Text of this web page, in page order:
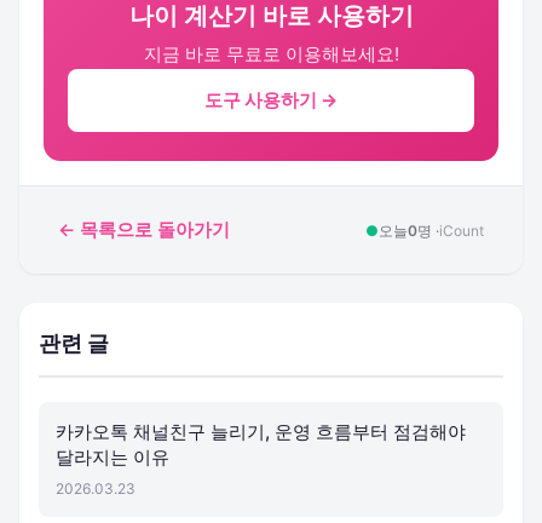
나이 계산기 바로 사용하기
지금 바로 무료로 이용해보세요!
도구 사용하기 →
← 목록으로 돌아가기 ● 오늘0명 ·iCount
관련 글
카카오톡 채널친구 늘리기, 운영 흐름부터 점검해야
달라지는 이유
2026.03.23